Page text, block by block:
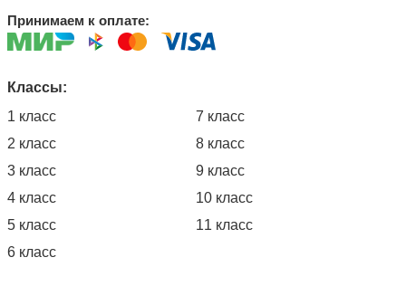
Принимаем к оплате:
Классы:
1 класс
2 класс
3 класс
4 класс
5 класс
6 класс
7 класс
8 класс
9 класс
10 класс
11 класс